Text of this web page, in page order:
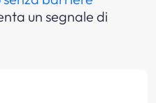
un segnale di